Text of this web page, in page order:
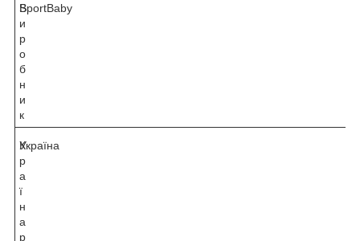
В
и
р
о
б
н
и
к
SportBaby
К
р
а
ї
н
а
р
Україна